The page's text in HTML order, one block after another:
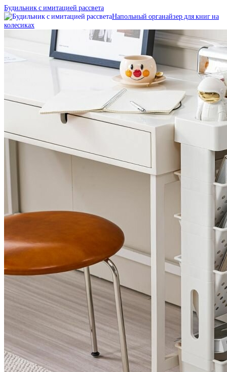
Будильник с имитацией рассвета
Напольный органайзер для книг на
колесиках